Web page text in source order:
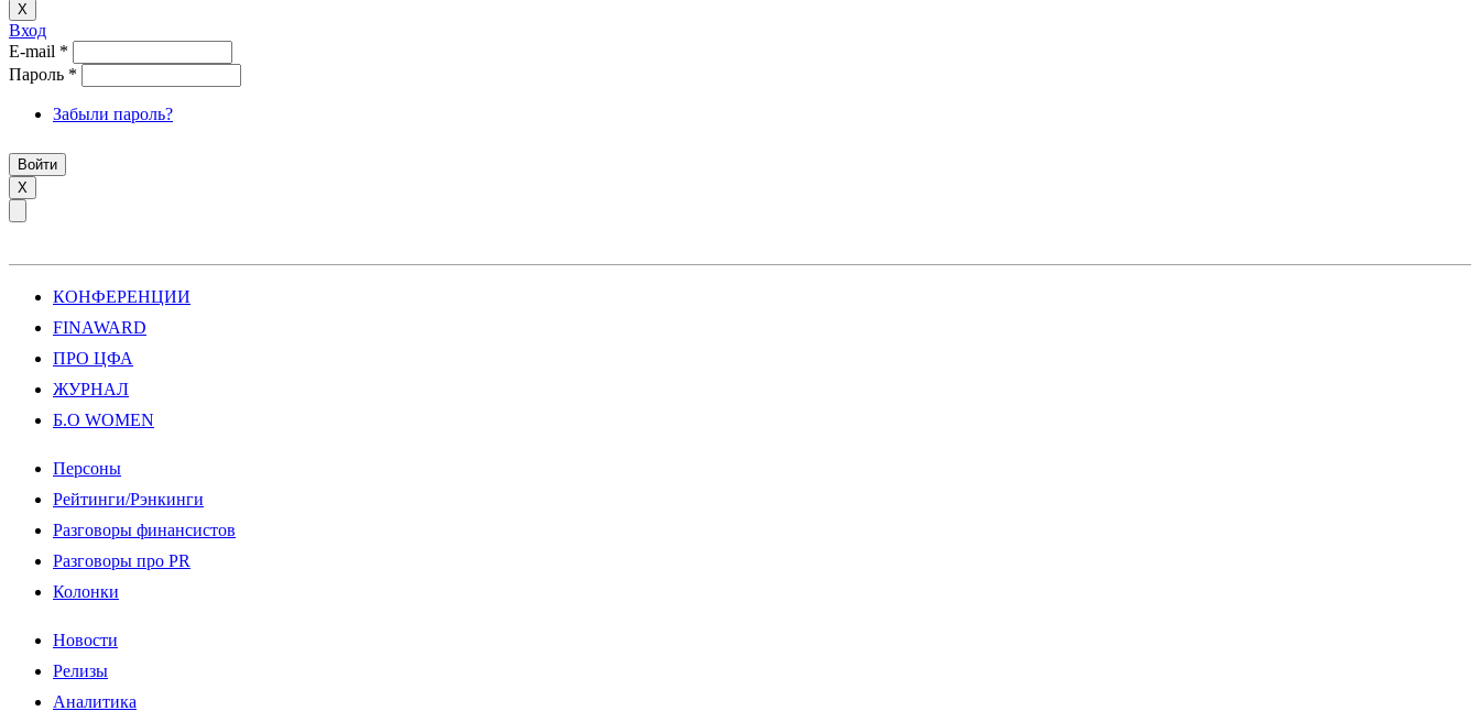
X
Вход
E-mail *
Пароль *
Забыли пароль?
X
КОНФЕРЕНЦИИ
FINAWARD
ПРО ЦФА
ЖУРНАЛ
Б.О WOMEN
Персоны
Рейтинги/Рэнкинги
Разговоры финансистов
Разговоры про PR
Колонки
Новости
Релизы
Аналитика